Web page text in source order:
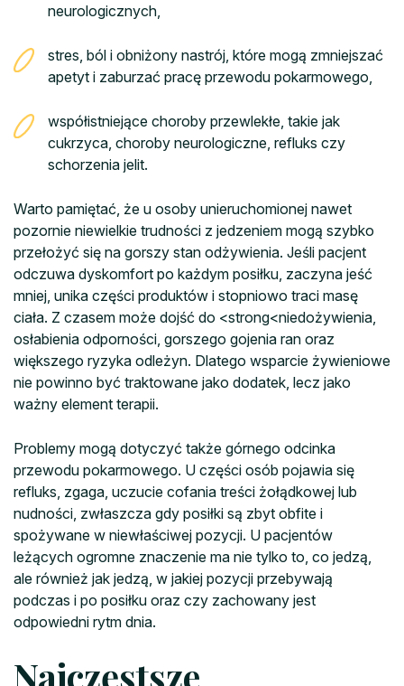
neurologicznych,
stres, ból i obniżony nastrój, które mogą zmniejszać
apetyt i zaburzać pracę przewodu pokarmowego,
współistniejące choroby przewlekłe, takie jak
cukrzyca, choroby neurologiczne, refluks czy
schorzenia jelit.
Warto pamiętać, że u osoby unieruchomionej nawet
pozornie niewielkie trudności z jedzeniem mogą szybko
przełożyć się na gorszy stan odżywienia. Jeśli pacjent
odczuwa dyskomfort po każdym posiłku, zaczyna jeść
mniej, unika części produktów i stopniowo traci masę
ciała. Z czasem może dojść do <strong<niedożywienia,
osłabienia odporności, gorszego gojenia ran oraz
większego ryzyka odleżyn. Dlatego wsparcie żywieniowe
nie powinno być traktowane jako dodatek, lecz jako
ważny element terapii.
Problemy mogą dotyczyć także górnego odcinka
przewodu pokarmowego. U części osób pojawia się
refluks, zgaga, uczucie cofania treści żołądkowej lub
nudności, zwłaszcza gdy posiłki są zbyt obfite i
spożywane w niewłaściwej pozycji. U pacjentów
leżących ogromne znaczenie ma nie tylko to, co jedzą,
ale również jak jedzą, w jakiej pozycji przebywają
podczas i po posiłku oraz czy zachowany jest
odpowiedni rytm dnia.
Najczęstsze